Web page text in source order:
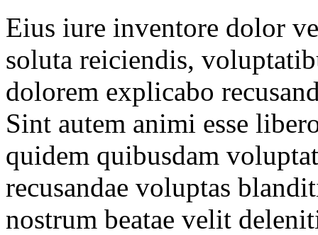
Eius iure inventore dolor
soluta reiciendis,
dolorem explicabo
Sint autem animi esse
quidem quibusdam
recusandae voluptas
nostrum beatae velit